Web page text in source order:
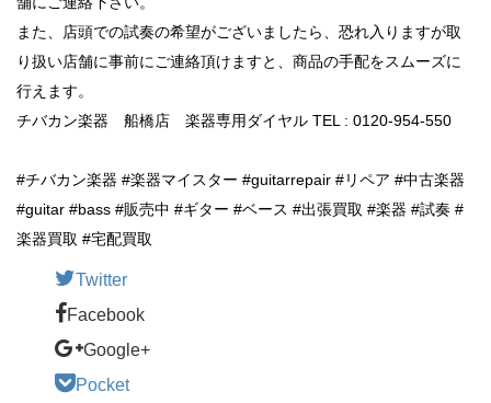
また、店頭での試奏の希望がございましたら、恐れ入りますが取
り扱い店舗に事前にご連絡頂けますと、商品の手配をスムーズに
行えます。
チバカン楽器 船橋店 楽器専用ダイヤル TEL : 0120-954-550
#チバカン楽器 #楽器マイスター #guitarrepair #リペア #中古楽器
#guitar #bass #販売中 #ギター #ベース #出張買取 #楽器 #試奏 #
楽器買取 #宅配買取
Twitter
Facebook
Google+
Pocket